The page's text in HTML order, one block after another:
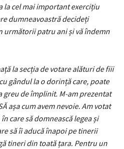
la cel mai important exercițiu
dumneavoastră decideți
următorii patru ani și vă îndemn
la secția de votare alături de fiii
gândul la o dorință care, poate
greu de împlinit. M-am prezentat
așa cum avem nevoie. Am votat
care să domnească legea și
să îi aducă înapoi pe tinerii
tineri din toată țara. Pentru un